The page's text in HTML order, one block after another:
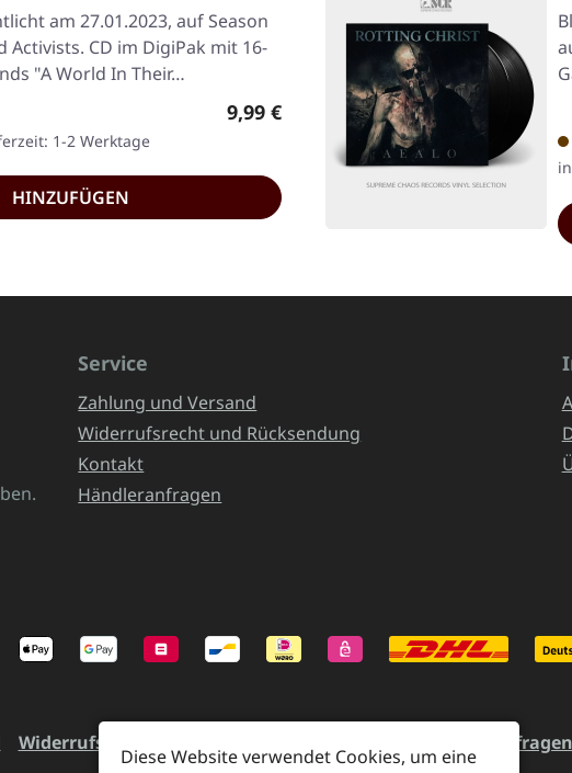
am 27.01.2023, auf Season
CD im DigiPak mit 16-
"A World In Their…
Regulärer Preis:
9,99 €
1-2 Werktage
HINZUFÜGEN
Service
Zahlung und Versand
Widerrufsrecht und Rücksendung
Kontakt
Händleranfragen
Widerrufsrecht und Rücksendung Händleranfragen
Diese Website verwendet Cookies, um eine